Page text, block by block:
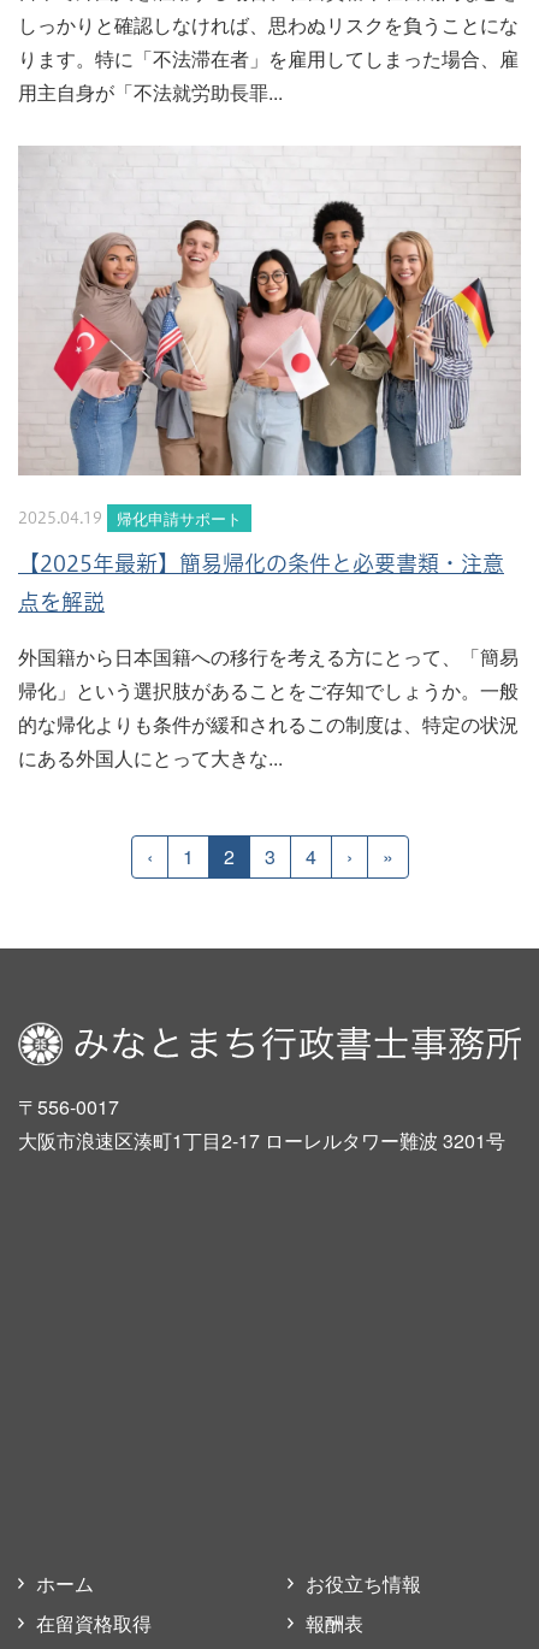
しっかりと確認しなければ、思わぬリスクを負うことにな
ります。特に「不法滞在者」を雇用してしまった場合、雇
用主自身が「不法就労助長罪...
2025.04.19 帰化申請サポート
【2025年最新】簡易帰化の条件と必要書類・注意
点を解説
外国籍から日本国籍への移行を考える方にとって、「簡易
帰化」という選択肢があることをご存知でしょうか。一般
的な帰化よりも条件が緩和されるこの制度は、特定の状況
にある外国人にとって大きな...
‹ 1 2 3 4 › »
〒556-0017
大阪市浪速区湊町1丁目2-17 ローレルタワー難波 3201号
ホーム
在留資格取得
お役立ち情報
報酬表